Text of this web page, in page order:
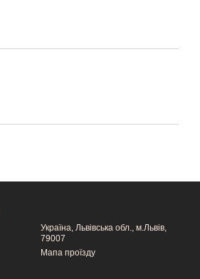
Україна, Львівська обл., м.Львів,
79007
Мапа проїзду